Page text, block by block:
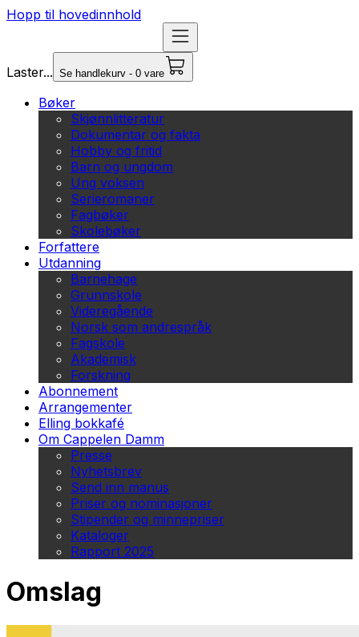
Hopp til hovedinnhold
Laster... Se handlekurv - 0 vare
Bøker
Skjønnlitteratur
Dokumentar og fakta
Hobby og fritid
Barn og ungdom
Ung voksen
Serieromaner
Fagbøker
Skolebøker
Forfattere
Utdanning
Barnehage
Grunnskole
Videregående
Norsk som andrespråk
Fagskole
Akademisk
Forskning
Abonnement
Arrangementer
Elling bokkafé
Om Cappelen Damm
Presse
Nyhetsbrev
Send inn manus
Priser og nominasjoner
Stipender og minnepriser
Kataloger
Rapport 2025
Omslag